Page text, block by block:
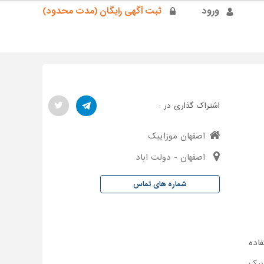
ورود ثبت آگهی رایگان (مدت محدود)
اشتراک گذاری در :
اصفهان موزاییک
اصفهان - دولت اباد
شماره های تماس